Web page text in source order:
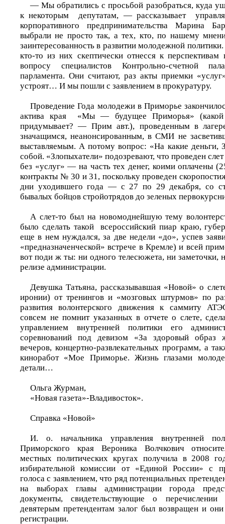
— Мы обратились с просьбой разобраться, куда
к некоторым депутатам, — рассказывает
корпоративного предпринимательства Марина
выбрали не просто так, а тех, кто, по нашему
заинтересованность в развитии молодежной
кто-то из них скептически отнесся к перспективам
вопросу специалистов Контрольно-счетной
парламента. Они считают, раз акты приемки
устроят… И мы пошли с заявлением в прокуратуру.
Проведение Года молодежи в Приморье
актива края «Мы — будущее Приморья» (какой
придумывает? — Прим авт.), проведенным в
значащимся, неанонсированным, в СМИ не
выставляемым. А потому вопрос: «На какие деньги,
собой. «Злопыхатели» подозревают, что проведен
без «услуг» — на часть тех денег, коими оплачены
контракты № 30 и 31, поскольку проведен
дни уходившего года — с 27 по 29 декабря, со
бывалых бойцов стройотрядов до зеленых
А слет-то был на новомоднейшую тему
было сделать такой всероссийский пиар краю,
еще в нем нуждался, за две недели «до», успев
«предназначенческой» встрече в Кремле) и всей
вот поди ж ты: ни одного телесюжета, ни заметочки,
релизе администрации.
Девушка Татьяна, рассказывавшая «Новой» о
иронии) от тренингов и «мозговых штурмов» по
развития волонтерского движения к саммиту
совсем не помнит указанных в отчете о слете,
управлением внутренней политики его
соревнований под девизом «За здоровый образ
вечеров, концертно-развлекательных программ, а
киноработ «Мое Приморье. Жизнь глазами
детали…
Ольга Журман,
«Новая газета»-Владивосток».
Справка «Новой»
И. о. начальника управления внутренней
Приморского края Вероника Волчкович
местных политических кругах получила в 2008
избирательной комиссии от «Единой России» с
голоса с заявлением, что ряд потенциальных
на выборах главы администрации города
документы, свидетельствующие о перечислении
девятерым претендентам залог был возвращен и
регистрации.